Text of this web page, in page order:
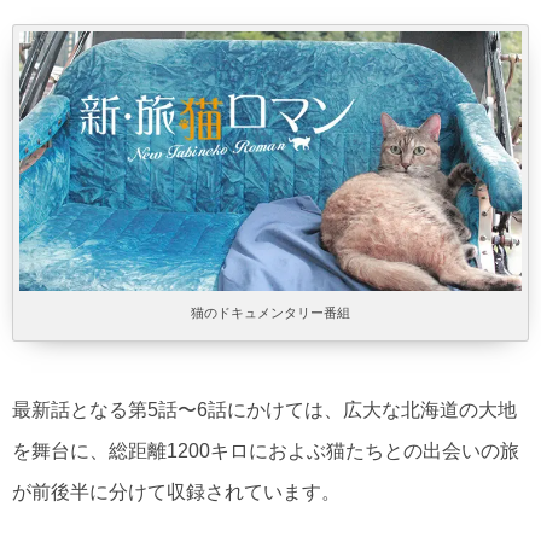
猫のドキュメンタリー番組
最新話となる第5話〜6話にかけては、広大な北海道の大地
を舞台に、総距離1200キロにおよぶ猫たちとの出会いの旅
が前後半に分けて収録されています。